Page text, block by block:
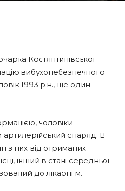
Костянтинівської
вибухонебезпечного
1993 р.н., ще один
чоловіки
артилерійський снаряд. В
з них від отриманих
інший в стані середньої
до лікарні м.